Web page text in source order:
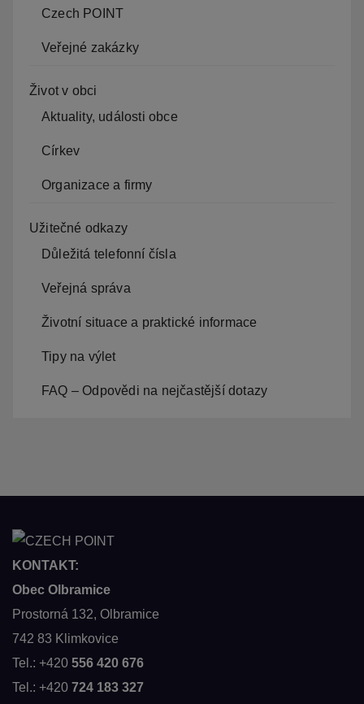
Czech POINT
Veřejné zakázky
Život v obci
Aktuality, události obce
Církev
Organizace a firmy
Užitečné odkazy
Důležitá telefonní čísla
Veřejná správa
Životní situace a praktické informace
Tipy na výlet
FAQ – Odpovědi na nejčastější dotazy
KONTAKT:
Obec Olbramice
Prostorná 132, Olbramice
742 83 Klimkovice
Tel.: +420 556 420 676
Tel.: +420 724 183 327